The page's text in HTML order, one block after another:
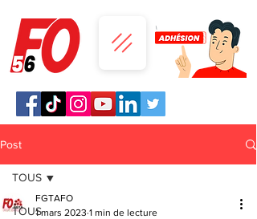
Post
TOUS
TOUS
FGTAFO
1 mars 2023 1 min de lecture